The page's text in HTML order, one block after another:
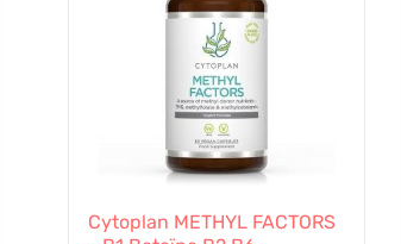
Cytoplan METHYL FACTORS